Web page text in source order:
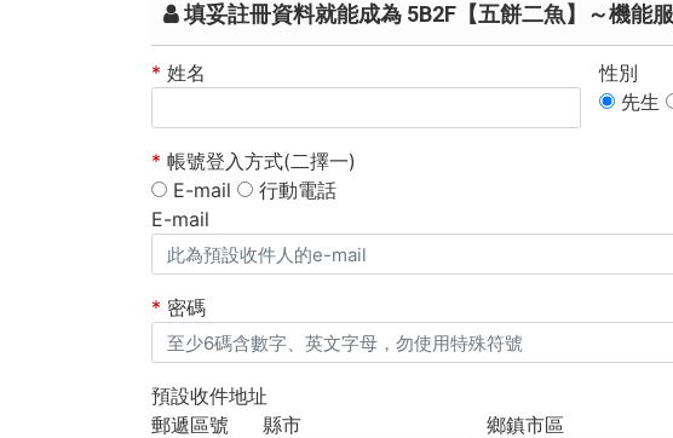
填妥註冊資料就能成為 5B2F【五餅二魚】～機能
* 姓名
性別
先生
* 帳號登入方式(二擇一)
E-mail
行動電話
E-mail
* 密碼
預設收件地址
郵遞區號
縣市 鄉鎮市區